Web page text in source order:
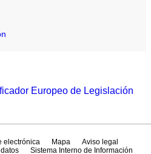
Europeo de Legislación
electrónica Mapa
Aviso legal
Sistema Interno de Información